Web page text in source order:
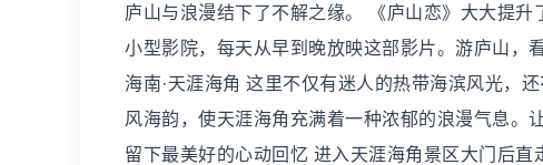
庐山与浪漫结下了不解之缘。 《庐山恋》大大提
小型影院，每天从早到晚放映这部影片。游庐山，
海南·天涯海角 这里不仅有迷人的热带海滨风光，
风海韵，使天涯海角充满着一种浓郁的浪漫气息。
留下最美好的心动回忆 进入天涯海角景区大门后